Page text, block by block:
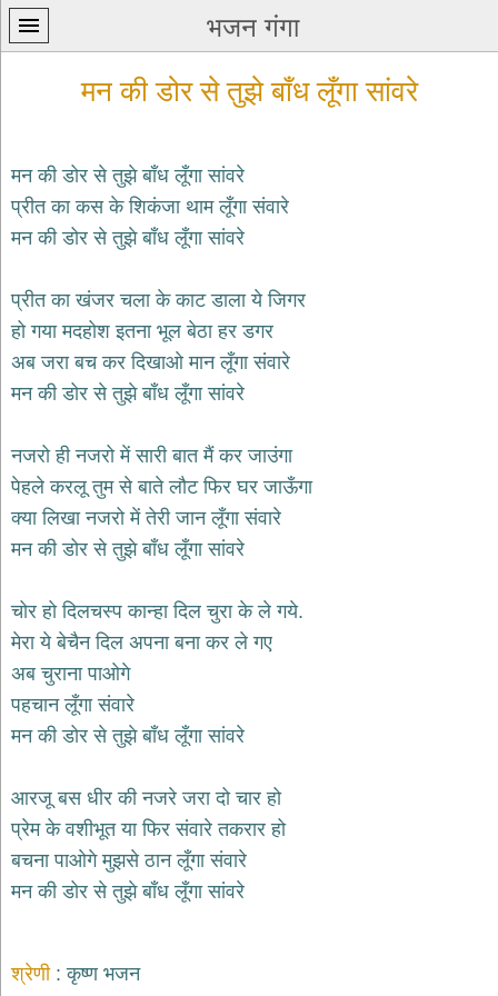
भजन गंगा
प्रथम
पन्ना
कृष्ण
भजन
krishna
bhajans
शिव
bhajans
हनुमान
भजन
hanuman
bhajans
भजन
bhajans
जैन
भजन
jain
bhajans
भजन
durga
bhajans
गणेश
भजन
राम
मन की डोर से तुझे बाँध लूँगा सांवरे
मन की डोर से तुझे बाँध लूँगा सांवरे
प्रीत का कस के शिकंजा थाम लूँगा संवारे
मन की डोर से तुझे बाँध लूँगा सांवरे
प्रीत का खंजर चला के काट डाला ये जिगर
हो गया मदहोश इतना भूल बेठा हर डगर
अब जरा बच कर दिखाओ मान लूँगा संवारे
मन की डोर से तुझे बाँध लूँगा सांवरे
नजरो ही नजरो में सारी बात मैं कर जाउंगा
पेहले करलू तुम से बाते लौट फिर घर जाऊँगा
क्या लिखा नजरो में तेरी जान लूँगा संवारे
मन की डोर से तुझे बाँध लूँगा सांवरे
चोर हो दिलचस्प कान्हा दिल चुरा के ले गये.
मेरा ये बेचैन दिल अपना बना कर ले गए
अब चुराना पाओगे
पहचान लूँगा संवारे
मन की डोर से तुझे बाँध लूँगा सांवरे
आरजू बस धीर की नजरे जरा दो चार हो
प्रेम के वशीभूत या फिर संवारे तकरार हो
बचना पाओगे मुझसे ठान लूँगा संवारे
मन की डोर से तुझे बाँध लूँगा सांवरे
श्रेणी कृष्ण भजन